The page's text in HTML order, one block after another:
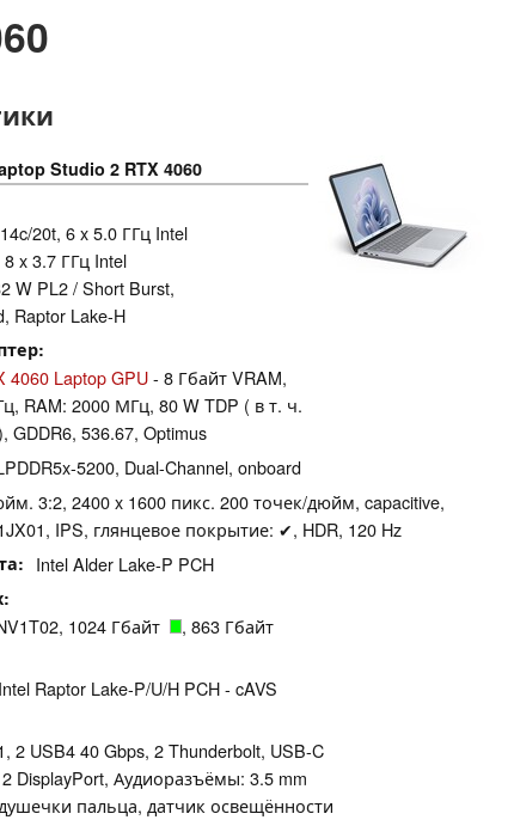
Studio 2 RTX 4060
14c/20t, 6 x 5.0 ГГц Intel
x 3.7 ГГц Intel
W PL2 / Short Burst,
Raptor Lake-H
4060 Laptop GPU- 8 Гбайт VRAM,
RAM: 2000 МГц, 80 W TDP ( в т. ч.
GDDR6, 536.67, Optimus
5200, Dual-Channel, onboard
3:2, 2400 x 1600 пикс. 200 точек/дюйм, capacitive,
IPS, глянцевое покрытие: ✔, HDR, 120 Hz
Intel Alder Lake-P PCH
1024 Гбайт
, 863 Гбайт
Intel Raptor Lake-P/U/H PCH - cAVS
2 USB4 40 Gbps, 2 Thunderbolt, USB-C
DisplayPort, Аудиоразъёмы: 3.5 mm
пальца, датчик освещённости